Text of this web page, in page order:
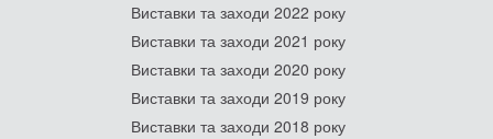
Виставки та заходи 2022 року
Виставки та заходи 2021 року
Виставки та заходи 2020 року
Виставки та заходи 2019 року
Виставки та заходи 2018 року